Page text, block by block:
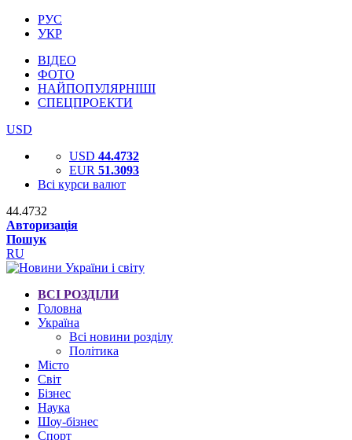
РУС
УКР
ВІДЕО
ФОТО
НАЙПОПУЛЯРНІШІ
СПЕЦПРОЕКТИ
USD
USD 44.4732
EUR 51.3093
Всі курси валют
44.4732
Авторизація
Пошук
RU
ВСІ РОЗДІЛИ
Головна
Україна
Всі новини розділу
Політика
Місто
Світ
Бізнес
Наука
Шоу-бізнес
Спорт